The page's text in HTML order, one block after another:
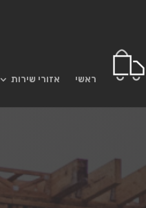
ראשי אזורי שירות